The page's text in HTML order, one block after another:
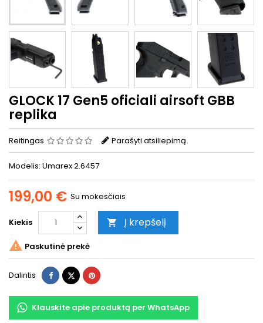
GLOCK 17 Gen5 oficiali airsoft GBB
replika
Reitingas Parašyti atsiliepimą
Modelis: Umarex 2.6457
199,00 € Su mokesčiais
Kiekis  Į krepšelį
 Paskutinė prekė
Dalintis DalintisTwitterPinterest
Klauskite apie produktą per WhatsApp